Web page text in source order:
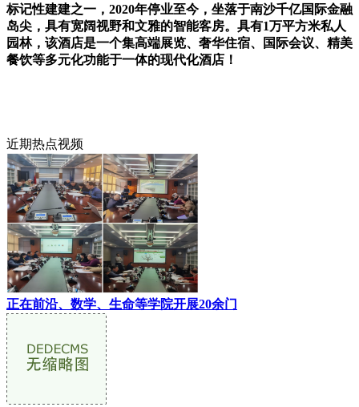
标记性建建之一，2020年停业至今，坐落于南沙千亿国际金融
岛尖，具有宽阔视野和文雅的智能客房。具有1万平方米私人
园林，该酒店是一个集高端展览、奢华住宿、国际会议、精美
餐饮等多元化功能于一体的现代化酒店！
近期热点视频
正在前沿、数学、生命等学院开展20余门